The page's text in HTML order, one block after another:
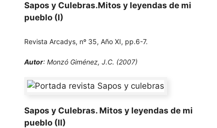
Sapos y Culebras.Mitos y leyendas de mi
pueblo (I)
Revista Arcadys, nº 35, Año XI, pp.6-7.
Autor: Monzó Giménez, J.C. (2007)
Sapos y Culebras. Mitos y leyendas de mi
pueblo (II)